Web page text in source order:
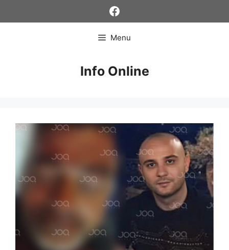
Facebook
Menu
Info Online